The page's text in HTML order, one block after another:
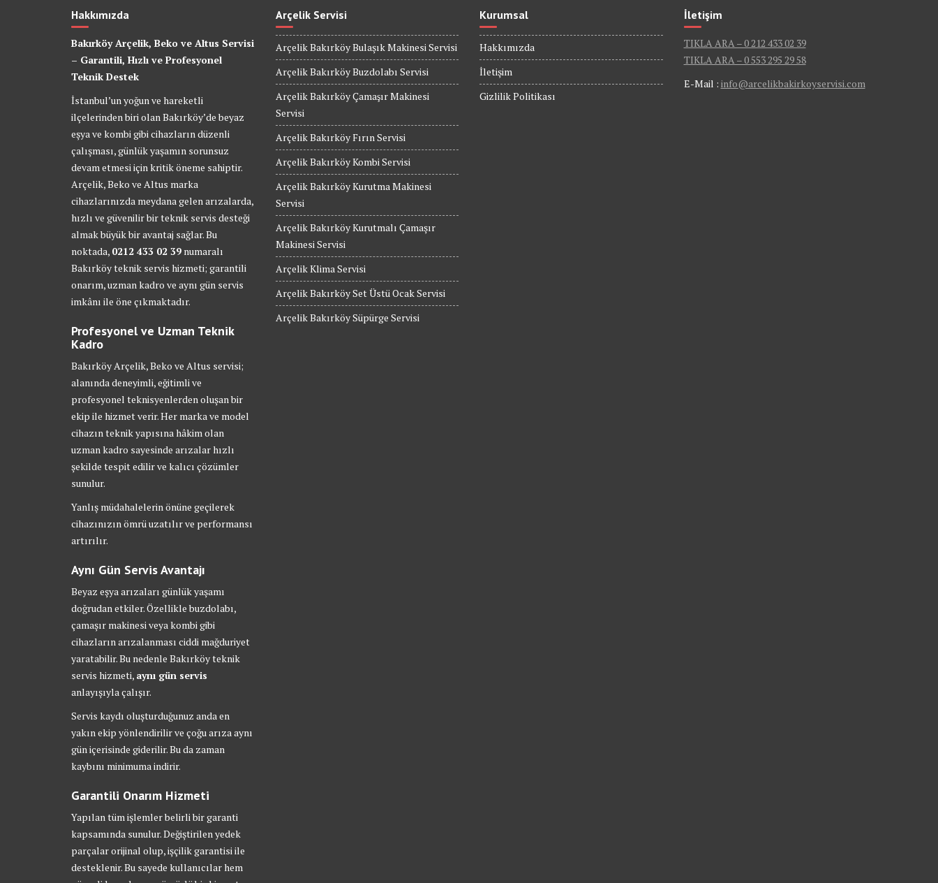
Hakkımızda
Bakırköy Arçelik, Beko ve Altus Servisi
– Garantili, Hızlı ve Profesyonel
Teknik Destek
İstanbul’un yoğun ve hareketli
ilçelerinden biri olan Bakırköy’de beyaz
eşya ve kombi gibi cihazların düzenli
çalışması, günlük yaşamın sorunsuz
devam etmesi için kritik öneme sahiptir.
Arçelik, Beko ve Altus marka
cihazlarınızda meydana gelen arızalarda,
hızlı ve güvenilir bir teknik servis desteği
almak büyük bir avantaj sağlar. Bu
noktada, 0212 433 02 39 numaralı
Bakırköy teknik servis hizmeti; garantili
onarım, uzman kadro ve aynı gün servis
imkânı ile öne çıkmaktadır.
Profesyonel ve Uzman Teknik
Kadro
Bakırköy Arçelik, Beko ve Altus servisi;
alanında deneyimli, eğitimli ve
profesyonel teknisyenlerden oluşan bir
ekip ile hizmet verir. Her marka ve model
cihazın teknik yapısına hâkim olan
uzman kadro sayesinde arızalar hızlı
şekilde tespit edilir ve kalıcı çözümler
sunulur.
Yanlış müdahalelerin önüne geçilerek
cihazınızın ömrü uzatılır ve performansı
artırılır.
Aynı Gün Servis Avantajı
Beyaz eşya arızaları günlük yaşamı
doğrudan etkiler. Özellikle buzdolabı,
çamaşır makinesi veya kombi gibi
cihazların arızalanması ciddi mağduriyet
yaratabilir. Bu nedenle Bakırköy teknik
servis hizmeti, aynı gün servis
anlayışıyla çalışır.
Servis kaydı oluşturduğunuz anda en
yakın ekip yönlendirilir ve çoğu arıza aynı
gün içerisinde giderilir. Bu da zaman
kaybını minimuma indirir.
Garantili Onarım Hizmeti
Yapılan tüm işlemler belirli bir garanti
kapsamında sunulur. Değiştirilen yedek
parçalar orijinal olup, işçilik garantisi ile
desteklenir. Bu sayede kullanıcılar hem
Arçelik Servisi
Arçelik Bakırköy Bulaşık Makinesi Servisi
Arçelik Bakırköy Buzdolabı Servisi
Arçelik Bakırköy Çamaşır Makinesi
Servisi
Arçelik Bakırköy Fırın Servisi
Arçelik Bakırköy Kombi Servisi
Arçelik Bakırköy Kurutma Makinesi
Servisi
Arçelik Bakırköy Kurutmalı Çamaşır
Makinesi Servisi
Arçelik Klima Servisi
Arçelik Bakırköy Set Üstü Ocak Servisi
Arçelik Bakırköy Süpürge Servisi
Kurumsal
Hakkımızda
İletişim
Gizlilik Politikası
İletişim
TIKLA ARA – 0 212 433 02 39
TIKLA ARA – 0 553 295 29 58
E-Mail : info@arcelikbakirkoyservisi.com